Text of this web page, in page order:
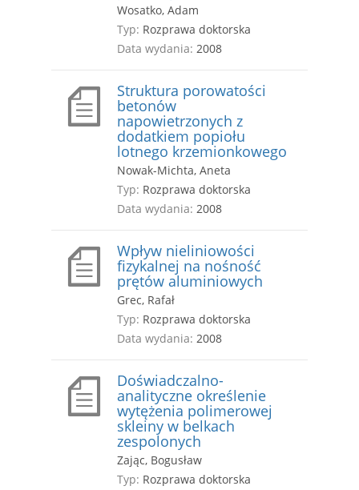
Wosatko, Adam
Typ: Rozprawa doktorska
Data wydania: 2008
Struktura porowatości
betonów
napowietrzonych z
dodatkiem popiołu
lotnego krzemionkowego
Nowak-Michta, Aneta
Typ: Rozprawa doktorska
Data wydania: 2008
Wpływ nieliniowości
fizykalnej na nośność
prętów aluminiowych
Grec, Rafał
Typ: Rozprawa doktorska
Data wydania: 2008
Doświadczalno-
analityczne określenie
wytężenia polimerowej
skleiny w belkach
zespolonych
Zając, Bogusław
Typ: Rozprawa doktorska